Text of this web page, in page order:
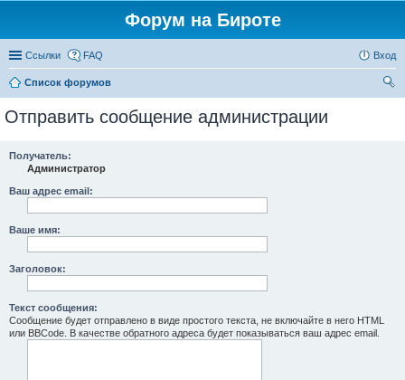
Форум на Бироте
Ссылки FAQ Вход
Список форумов
Отправить сообщение администрации
Получатель:
Администратор
Ваш адрес email:
Ваше имя:
Заголовок:
Текст сообщения:
Сообщение будет отправлено в виде простого текста, не включайте в него HTML
или BBCode. В качестве обратного адреса будет показываться ваш адрес email.